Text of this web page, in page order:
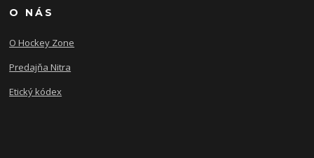
O NÁS
O Hockey Zone
Predajňa Nitra
Etický kódex